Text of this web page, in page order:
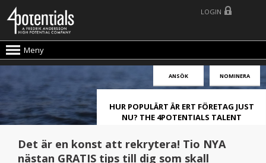
Meny
LOGIN
ANSÖK NOMINERA
HUR POPULÄRT ÄR ERT FÖRETAG JUST
NU? THE 4POTENTIALS TALENT
Det är en konst att rekrytera! Tio NYA
nästan GRATIS tips till dig som skall